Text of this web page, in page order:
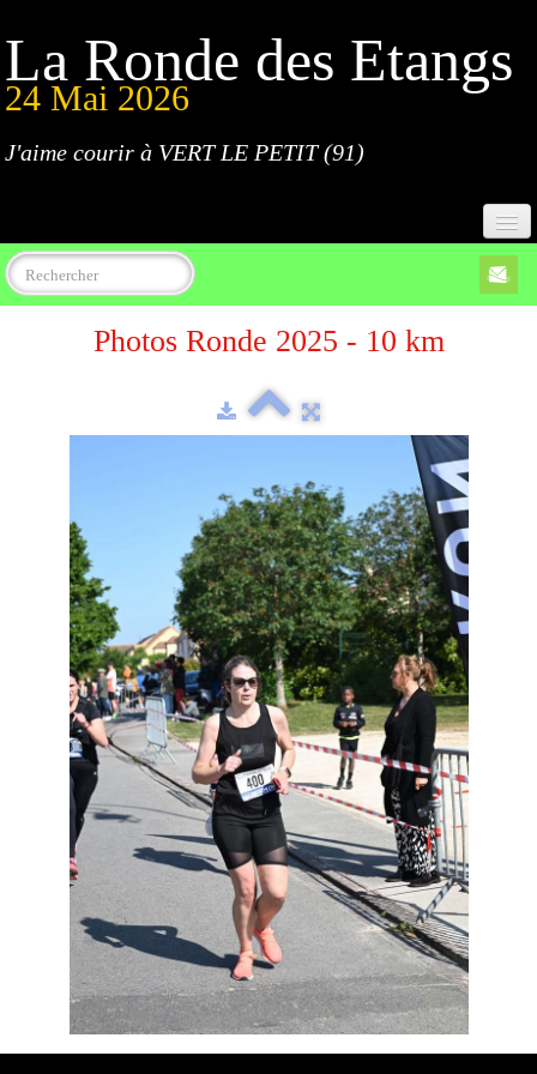
La Ronde des Etangs
24 Mai 2026
J'aime courir à VERT LE PETIT (91)
Accueil
Programme
Résultats
Devenez bénévoles
Partenaires
Photos▼
Photos Ronde 2025 - 10 km